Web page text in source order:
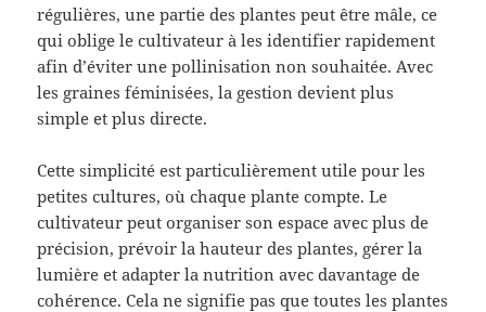
régulières, une partie des plantes peut être mâle, ce
qui oblige le cultivateur à les identifier rapidement
afin d’éviter une pollinisation non souhaitée. Avec
les graines féminisées, la gestion devient plus
simple et plus directe.
Cette simplicité est particulièrement utile pour les
petites cultures, où chaque plante compte. Le
cultivateur peut organiser son espace avec plus de
précision, prévoir la hauteur des plantes, gérer la
lumière et adapter la nutrition avec davantage de
cohérence. Cela ne signifie pas que toutes les plantes